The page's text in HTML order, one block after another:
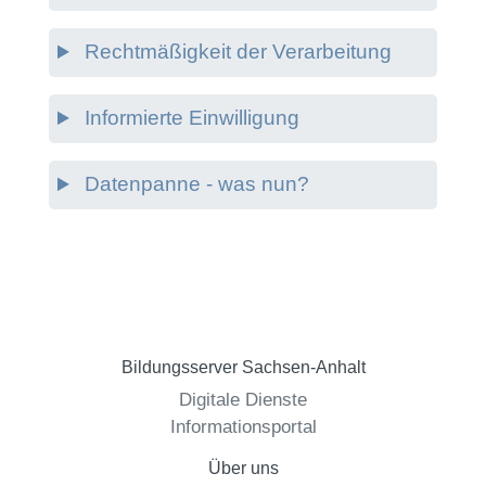
Rechtmäßigkeit der Verarbeitung
Informierte Einwilligung
Datenpanne - was nun?
Bildungsserver Sachsen-Anhalt
Digitale Dienste
Informationsportal
Über uns